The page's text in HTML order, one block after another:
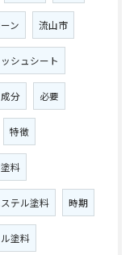
ン 流山市
シュシート
成分 必要
特徴
料
テル塗料 時期
塗料